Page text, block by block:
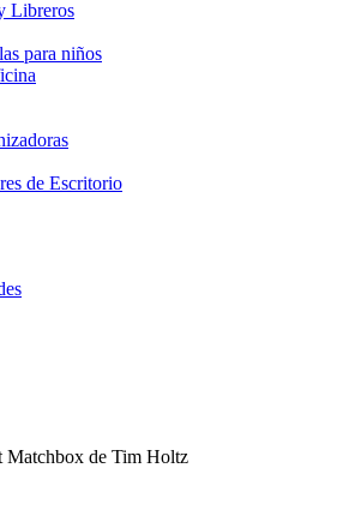
Libreros
para niños
de Escritorio
Matchbox de Tim Holtz